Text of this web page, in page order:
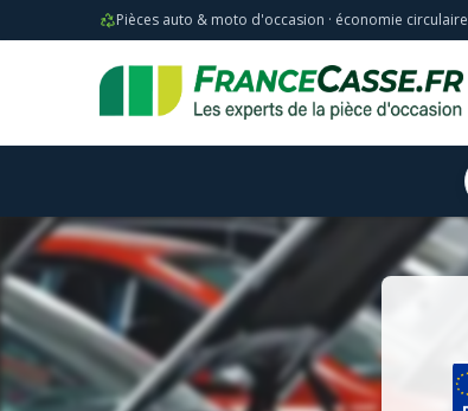
Pièces auto & moto d'occasion · économie circulaire